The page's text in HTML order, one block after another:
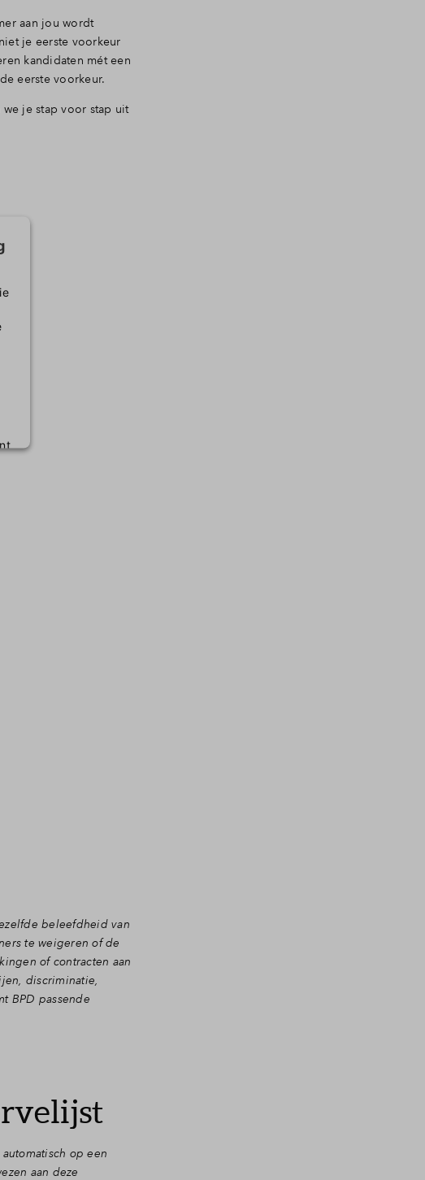
aan jou wordt
je eerste voorkeur
kandidaten mét een
eerste voorkeur.
je stap voor stap uit
beleefdheid van
te weigeren of de
of contracten aan
discriminatie,
BPD passende
op een
aan deze